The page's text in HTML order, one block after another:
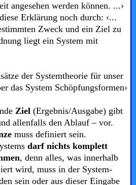
angesehen werden können. ...›
Erklärung noch durch: ‹...
Zweck und ein Ziel zu
liegt ein System mit
der Systemtheorie für unser
das System Schöpfungsformen›
Ziel(Ergebnis/Ausgabe) gibt
allenfalls den Ablauf – vor.
muss definiert sein.
darf nichts komplett
, denn alles, was innerhalb
wird, muss in der System-
sein oder aus dieser Eingabe